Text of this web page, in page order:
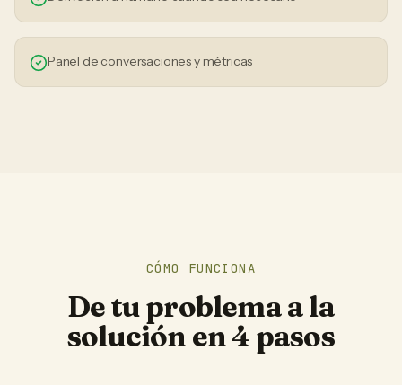
Panel de conversaciones y métricas
CÓMO FUNCIONA
De tu problema a la
solución en 4 pasos